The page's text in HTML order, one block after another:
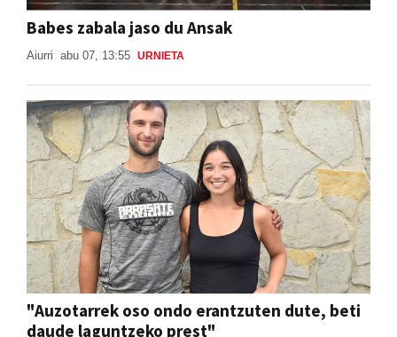
Babes zabala jaso du Ansak
Aiurri abu 07, 13:55 URNIETA
"Auzotarrek oso ondo erantzuten dute, beti
daude laguntzeko prest"